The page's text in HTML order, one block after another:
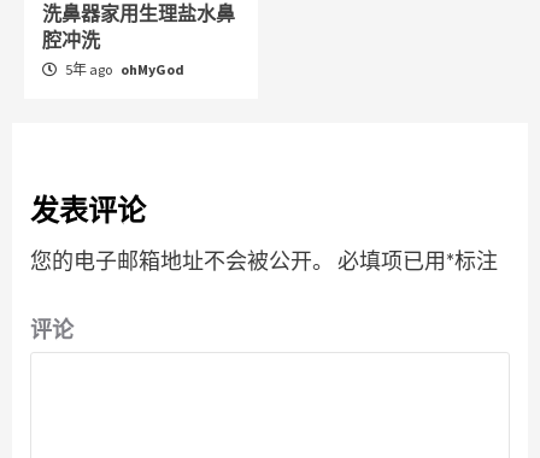
洗鼻器家用生理盐水鼻
腔冲洗
5年 ago ohMyGod
发表评论
您的电子邮箱地址不会被公开。 必填项已用*标注
评论